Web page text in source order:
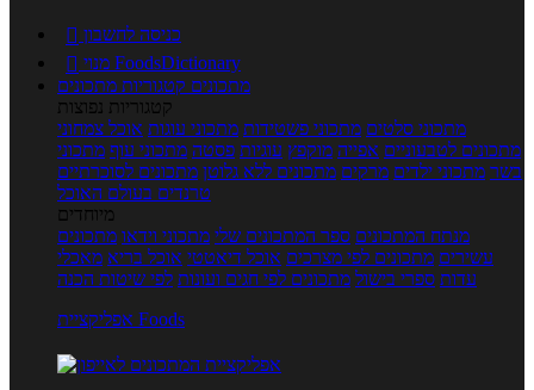
 כניסה לחשבון

מנוי FoodsDictionary
מתכונים קטגוריות מתכונים
קטגוריות נפוצות
מתכוני סלטים מתכוני פשטידות מתכוני עוגות אוכל צמחוני
מתכונים לטבעוניים אפייה מוקפץ עוגיות פסטה מתכוני עוף מתכוני
בשר מתכוני ילדים מרקים מתכונים ללא גלוטן מתכונים לסוכרתיים
טרנדים בעולם האוכל
מיוחדים
מנתח המתכונים ספר המתכונים שלי מתכוני וידאו מתכונים
עשירים מתכונים לפי מצרכים אוכל דיאטטי אוכל בריא מאכלי
עדות ספרי בישול מתכונים לפי חגים ועונות לפי שיטות הכנה
אפליקציית Foods